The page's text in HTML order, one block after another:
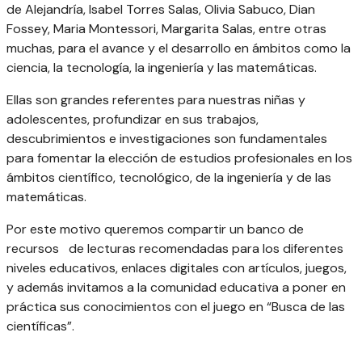
de Alejandría, Isabel Torres Salas, Olivia Sabuco, Dian
Fossey, Maria Montessori, Margarita Salas, entre otras
muchas, para el avance y el desarrollo en ámbitos como la
ciencia, la tecnología, la ingeniería y las matemáticas.
Ellas son grandes referentes para nuestras niñas y
adolescentes, profundizar en sus trabajos,
descubrimientos e investigaciones son fundamentales
para fomentar la elección de estudios profesionales en los
ámbitos científico, tecnológico, de la ingeniería y de las
matemáticas.
Por este motivo queremos compartir un banco de
recursos de lecturas recomendadas para los diferentes
niveles educativos, enlaces digitales con artículos, juegos,
y además invitamos a la comunidad educativa a poner en
práctica sus conocimientos con el juego en “Busca de las
científicas”.